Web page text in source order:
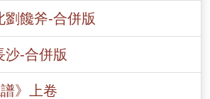
劉饞斧-合併版
沙-合併版
》上卷